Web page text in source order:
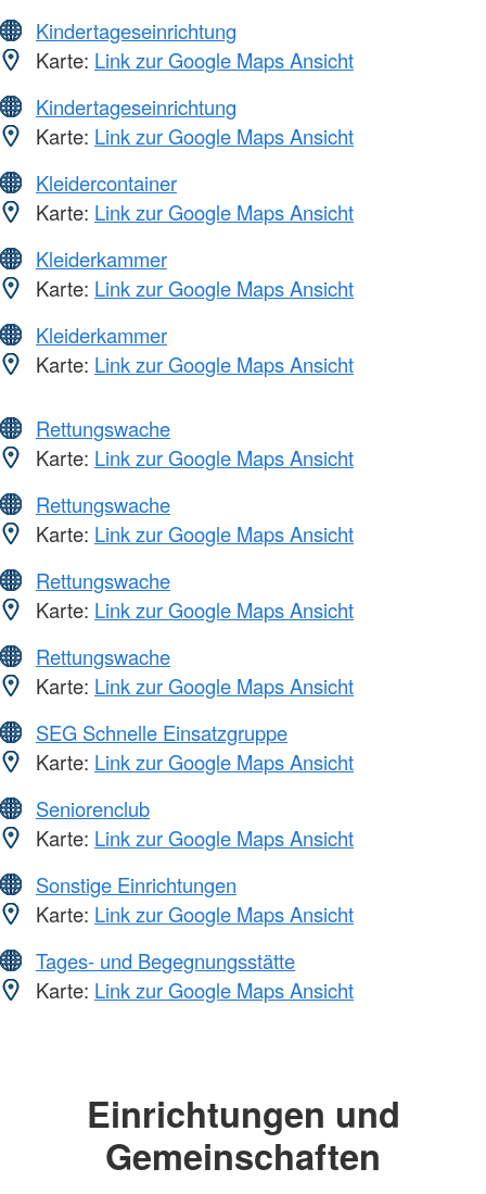
Kindertageseinrichtung
Karte: Link zur Google Maps Ansicht
Kindertageseinrichtung
Karte: Link zur Google Maps Ansicht
Kleidercontainer
Karte: Link zur Google Maps Ansicht
Kleiderkammer
Karte: Link zur Google Maps Ansicht
Kleiderkammer
Karte: Link zur Google Maps Ansicht
Rettungswache
Karte: Link zur Google Maps Ansicht
Rettungswache
Karte: Link zur Google Maps Ansicht
Rettungswache
Karte: Link zur Google Maps Ansicht
Rettungswache
Karte: Link zur Google Maps Ansicht
SEG Schnelle Einsatzgruppe
Karte: Link zur Google Maps Ansicht
Seniorenclub
Karte: Link zur Google Maps Ansicht
Sonstige Einrichtungen
Karte: Link zur Google Maps Ansicht
Tages- und Begegnungsstätte
Karte: Link zur Google Maps Ansicht
Einrichtungen und
Gemeinschaften